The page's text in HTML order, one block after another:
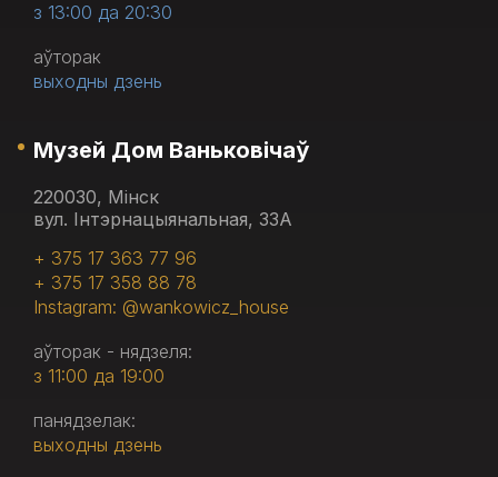
з 13:00 да 20:30
аўторак
выходны дзень
Музей Дом Ваньковічаў
220030, Мінск
вул. Інтэрнацыянальная, 33А
+ 375 17 363 77 96
+ 375 17 358 88 78
Instagram: @wankowicz_house
аўторак - нядзеля:
з 11:00 да 19:00
панядзелак:
выходны дзень